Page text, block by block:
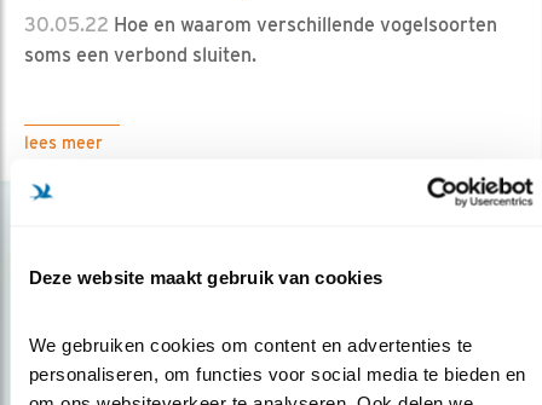
Deze website maakt gebruik van cookies
We gebruiken cookies om content en advertenties te
personaliseren, om functies voor social media te bieden en
30.05.22 Hoe en waarom verschillende vogelsoorten
soms een verbond sluiten.
lees meer